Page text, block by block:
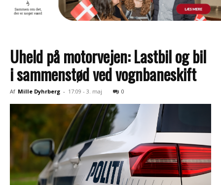
Uheld på motorvejen: Lastbil og bil
i sammenstød ved vognbaneskift
Af Mille Dyhrberg - 17:09 - 3. maj 0